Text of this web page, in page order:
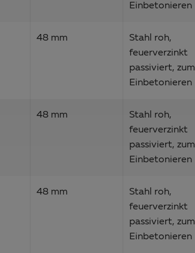
Einbetonieren
48 mm
Stahl roh,
feuerverzinkt
passiviert, zum
Einbetonieren
48 mm
Stahl roh,
feuerverzinkt
passiviert, zum
Einbetonieren
48 mm
Stahl roh,
feuerverzinkt
passiviert, zum
Einbetonieren